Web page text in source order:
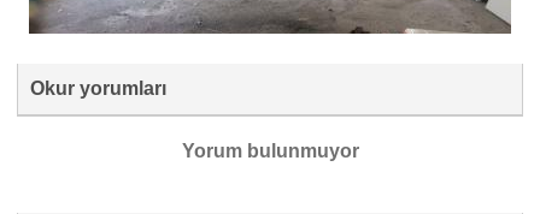
Okur yorumları
Yorum bulunmuyor